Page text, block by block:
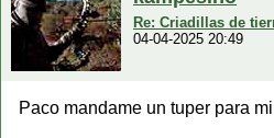
Re: Criadillas de
04-04-2025 20:49
Paco mandame un tuper para